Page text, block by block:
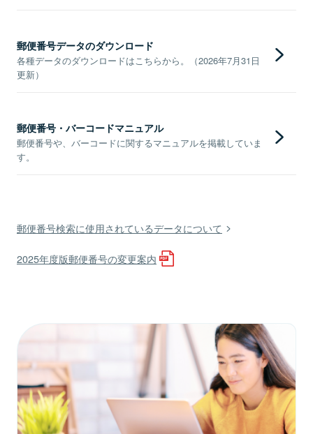
郵便番号データのダウンロード
各種データのダウンロードはこちらから。（2026年7月31日
更新）
郵便番号・バーコードマニュアル
郵便番号や、バーコードに関するマニュアルを掲載していま
す。
郵便番号検索に使用されているデータについて
2025年度版郵便番号の変更案内